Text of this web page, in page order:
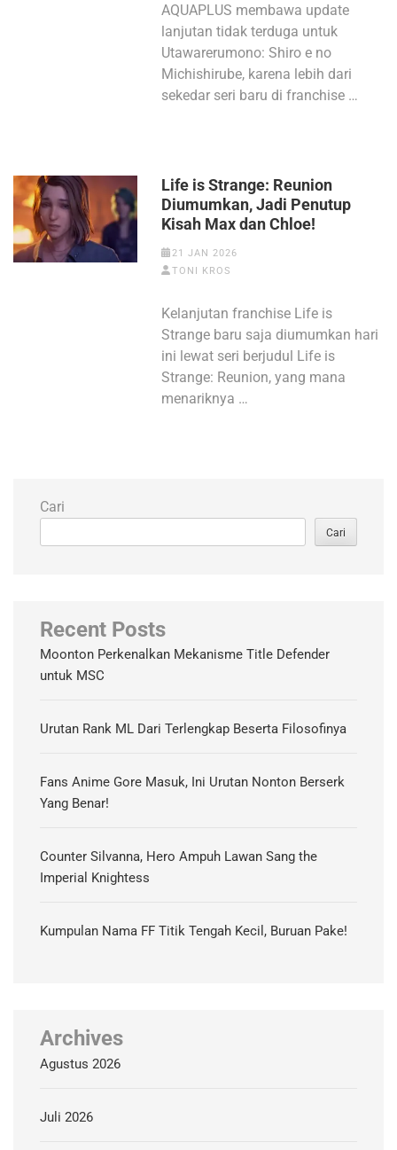
AQUAPLUS membawa update
lanjutan tidak terduga untuk
Utawarerumono: Shiro e no
Michishirube, karena lebih dari
sekedar seri baru di franchise …
Life is Strange: Reunion
Diumumkan, Jadi Penutup
Kisah Max dan Chloe!
21 JAN 2026
TONI KROS
Kelanjutan franchise Life is
Strange baru saja diumumkan hari
ini lewat seri berjudul Life is
Strange: Reunion, yang mana
menariknya …
Cari
Cari
Recent Posts
Moonton Perkenalkan Mekanisme Title Defender
untuk MSC
Urutan Rank ML Dari Terlengkap Beserta Filosofinya
Fans Anime Gore Masuk, Ini Urutan Nonton Berserk
Yang Benar!
Counter Silvanna, Hero Ampuh Lawan Sang the
Imperial Knightess
Kumpulan Nama FF Titik Tengah Kecil, Buruan Pake!
Archives
Agustus 2026
Juli 2026